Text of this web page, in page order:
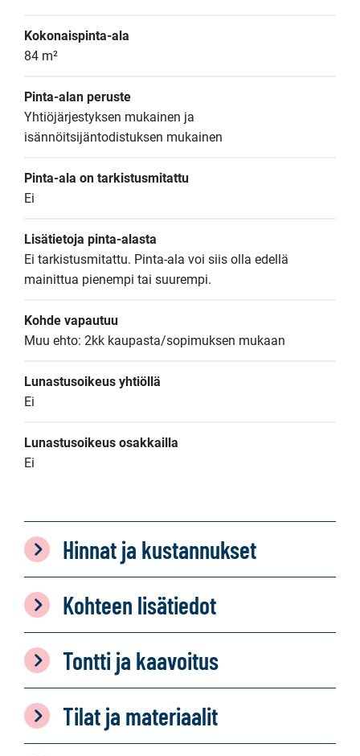
Kokonaispinta-ala
84 m²
Pinta-alan peruste
Yhtiöjärjestyksen mukainen ja
isännöitsijäntodistuksen mukainen
Pinta-ala on tarkistusmitattu
Ei
Lisätietoja pinta-alasta
Ei tarkistusmitattu. Pinta-ala voi siis olla edellä
mainittua pienempi tai suurempi.
Kohde vapautuu
Muu ehto: 2kk kaupasta/sopimuksen mukaan
Lunastusoikeus yhtiöllä
Ei
Lunastusoikeus osakkailla
Ei
Hinnat ja kustannukset
Kohteen lisätiedot
Tontti ja kaavoitus
Tilat ja materiaalit